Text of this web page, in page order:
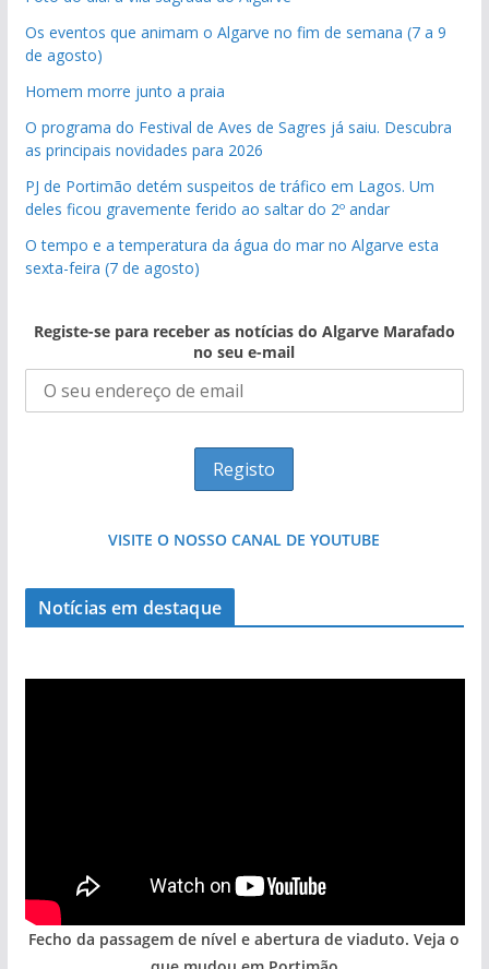
Os eventos que animam o Algarve no fim de semana (7 a 9
de agosto)
Homem morre junto a praia
O programa do Festival de Aves de Sagres já saiu. Descubra
as principais novidades para 2026
PJ de Portimão detém suspeitos de tráfico em Lagos. Um
deles ficou gravemente ferido ao saltar do 2º andar
O tempo e a temperatura da água do mar no Algarve esta
sexta-feira (7 de agosto)
Registe-se para receber as notícias do Algarve Marafado
no seu e-mail
VISITE O NOSSO CANAL DE YOUTUBE
Notícias em destaque
milhões de euros na construção de dois
hotéis (com vídeo)
Fecho da passagem de nível e abertura de viaduto. Veja o